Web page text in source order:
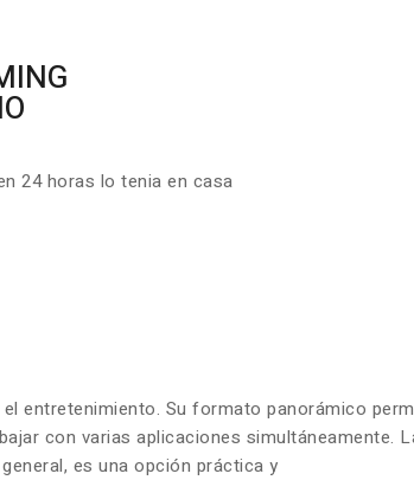
24 horas lo tenia en casa
entretenimiento. Su formato panorámico
con varias aplicaciones simultáneamente.
es una opción práctica y